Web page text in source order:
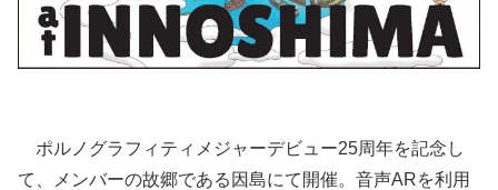
ポルノグラフィティメジャーデビュー25周年を記念し
て、メンバーの故郷である因島にて開催。音声ARを利用